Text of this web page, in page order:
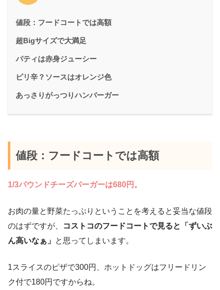
値段：フードコートでは高額
超Bigサイズで大満足
パティは赤身ジューシー
ピリ辛？ソースはオレンジ色
あっさりがっつりハンバーガー
値段：フードコートでは高額
1/3パウンドチーズバーガーは680円。
お肉の量と野菜たっぷりということを考えると妥当な値段
のはずですが、
コストコのフードコートで見ると「ずいぶ
ん高いなぁ」 と思ってしまいます。
1スライスのピザで300円、ホットドッグはフリードリン
ク付で180円ですからね。